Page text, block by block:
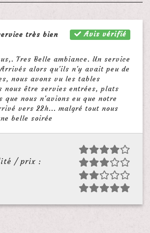
Avis vérifié
très bien
Tres Belle ambiance. Un service
alors qu'ils n'y avait peu de
nous avons vu les tables
nous être servies entrées, plats
que nous n'avions eu que notre
vers 22h... malgré tout nous
belle soirée
/ prix :